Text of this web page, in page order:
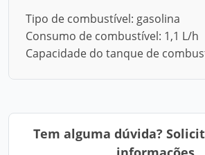
Tipo de combustível: gasolina
Consumo de combustível: 1,1 L/h
Capacidade do tanque de
Tem alguma dúvida?